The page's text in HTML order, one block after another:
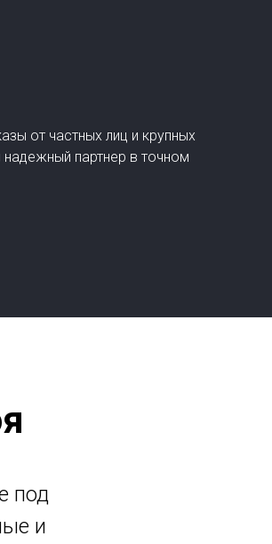
от частных лиц и крупных
партнер в точном
под
и